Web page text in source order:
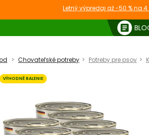
Letný výpredaj až -50 % na
article
Chovateľské potreby Potreby pre psov
VÝHODNÉ BALENIE